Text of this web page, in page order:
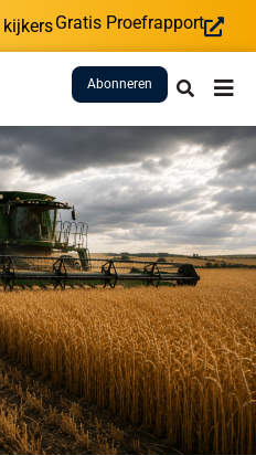
kijkersGratis Proefrapport
Abonneren